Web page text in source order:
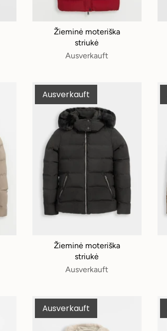
Žieminė moteriška
striukė
Ausverkauft
Ausverkauft
Žieminė moteriška
striukė
Ausverkauft
Ausverkauft